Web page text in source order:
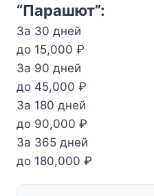
“Парашют”:
За 30 дней
до 15,000 ₽
За 90 дней
до 45,000 ₽
За 180 дней
до 90,000 ₽
За 365 дней
до 180,000 ₽